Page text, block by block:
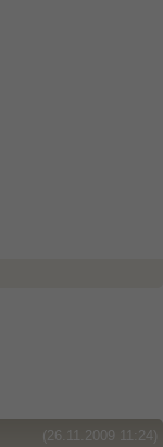
(26.11.2009 11:24)